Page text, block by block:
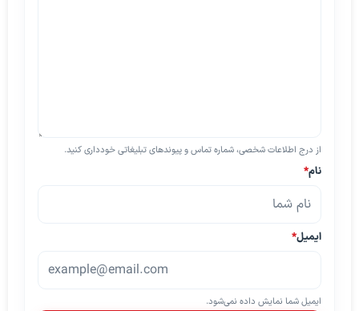
از درج اطلاعات شخصی، شماره تماس و پیوندهای تبلیغاتی خودداری کنید.
نام*
ایمیل*
ایمیل شما نمایش داده نمی‌شود.